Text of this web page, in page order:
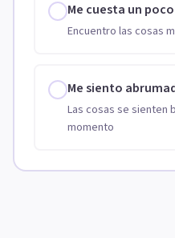
Me cuesta un poco
Encuentro las cosas
Me siento
Las cosas se sienten
momento